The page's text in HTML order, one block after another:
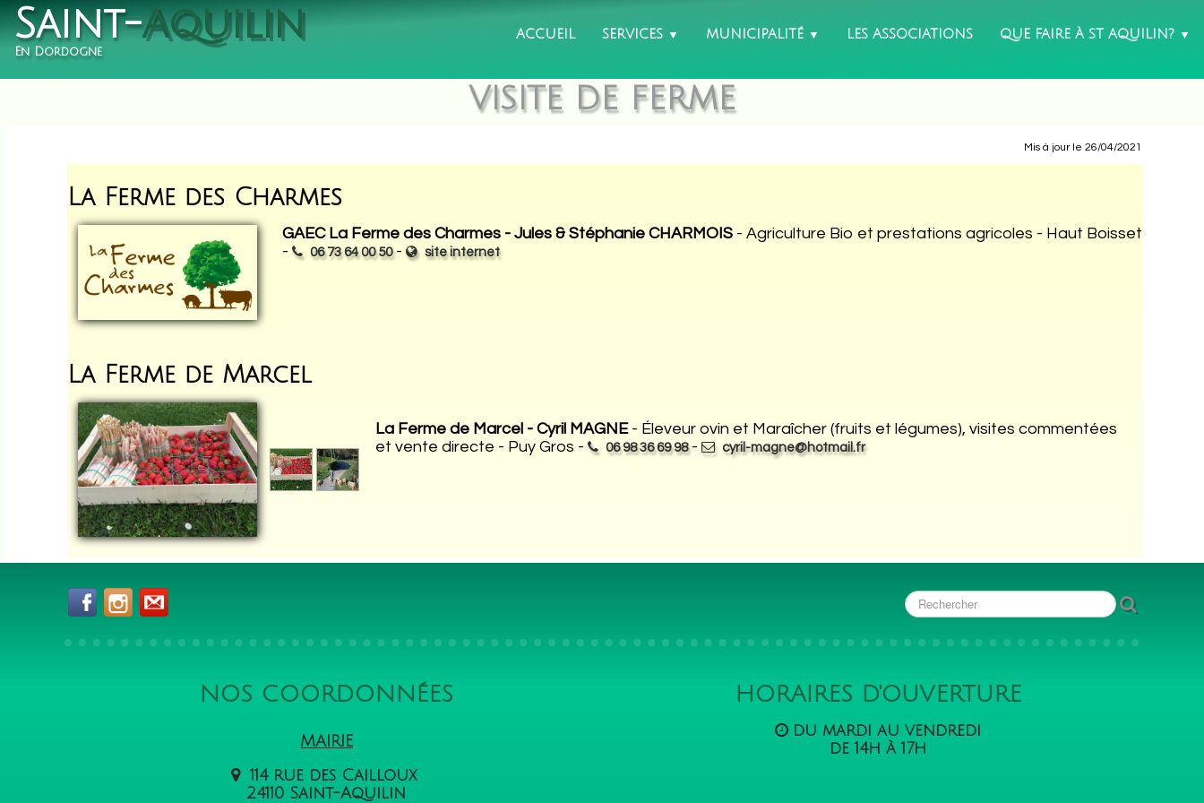
Saint-Aquilin
En Dordogne
ACCUEIL SERVICES ▼ MUNICIPALITÉ ▼ LES ASSOCIATIONS QUE FAIRE À ST AQUILIN? ▼
VISITE DE FERME
Mis à jour le 26/04/2021
La Ferme des Charmes
GAEC La Ferme des Charmes - Jules & Stéphanie CHARMOIS - Agriculture Bio et prestations agricoles - Haut Boisset
-
06 73 64 00 50- site internet
La Ferme de Marcel
La Ferme de Marcel - Cyril MAGNE- Éleveur ovin et Maraîcher (fruits et légumes), visites commentées
et vente directe - Puy Gros -
06 98 36 69 98- cyril-magne@hotmail.fr
NOS COORDONNÉES
MAIRIE
114 rue des Cailloux
24110 Saint-Aquilin
HORAIRES D'OUVERTURE
du mardi au vendredi
de 14h à 17h